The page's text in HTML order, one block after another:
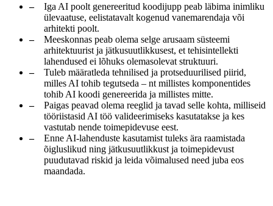
Iga AI poolt genereeritud koodijupp peab läbima inimliku
ülevaatuse, eelistatavalt kogenud vanemarendaja või
arhitekti poolt.
Meeskonnas peab olema selge arusaam süsteemi
arhitektuurist ja jätkusuutlikkusest, et tehisintellekti
lahendused ei lõhuks olemasolevat struktuuri.
Tuleb määratleda tehnilised ja protseduurilised piirid,
milles AI tohib tegutseda – nt millistes komponentides
tohib AI koodi genereerida ja millistes mitte.
Paigas peavad olema reeglid ja tavad selle kohta, milliseid
tööriistasid AI töö valideerimiseks kasutatakse ja kes
vastutab nende toimepidevuse eest.
Enne AI-lahenduste kasutamist tuleks ära raamistada
õigluslikud ning jätkusuutlikkust ja toimepidevust
puudutavad riskid ja leida võimalused need juba eos
maandada.